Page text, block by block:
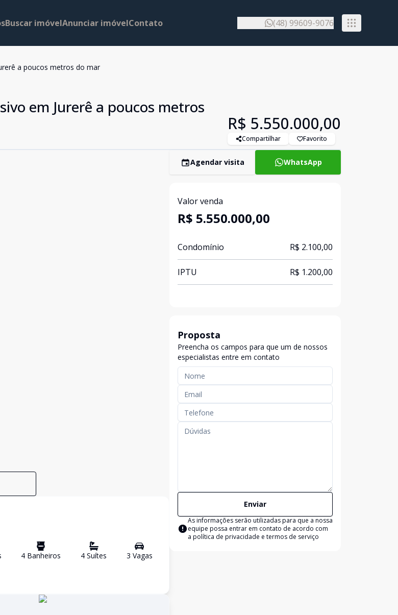
Buscar imóvelAnunciar imóvelContato (48) 99609-9076
a poucos metros do mar
em Jurerê a poucos metros
R$ 5.550.000,00
Compartilhar Favorito
4 Banheiros 4 Suítes 3 Vagas
Agendar visita WhatsApp
Valor venda
R$ 5.550.000,00
Condomínio R$ 2.100,00
IPTU R$ 1.200,00
Proposta
Preencha os campos para que um de nossos
especialistas entre em contato
Enviar
As informações serão utilizadas para que a nossa
equipe possa entrar em contato de acordo com
a política de privacidade e termos de serviço